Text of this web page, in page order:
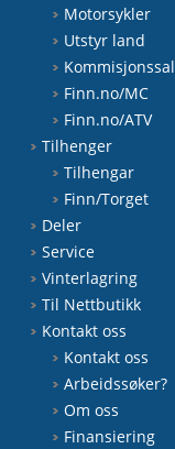
Motorsykler
Utstyr land
Kommisjonssal
Finn.no/MC
Finn.no/ATV
Tilhenger
Tilhengar
Finn/Torget
Deler
Service
Vinterlagring
Til Nettbutikk
Kontakt oss
Kontakt oss
Arbeidssøker?
Om oss
Finansiering